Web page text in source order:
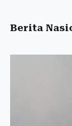
Berita